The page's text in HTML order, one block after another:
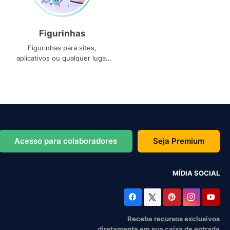
Figurinhas
Figurinhas para sites,
aplicativos ou qualquer lugar
Acesso para colaboradores Seja Premium
MÍDIA SOCIAL
Receba recursos exclusivos